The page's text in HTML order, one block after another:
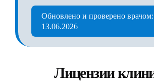
Обновлено и проверено врачом:
13.06.2026
Лицензии